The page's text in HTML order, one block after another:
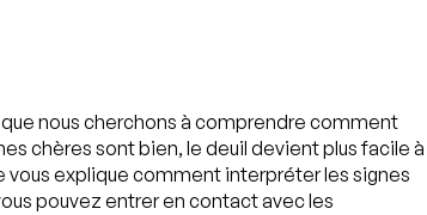
nous cherchons à comprendre comment
chères sont bien, le deuil devient plus facile à
explique comment interpréter les signes
pouvez entrer en contact avec les